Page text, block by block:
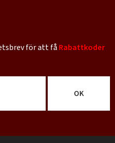
för att fåRabattkoder
OK